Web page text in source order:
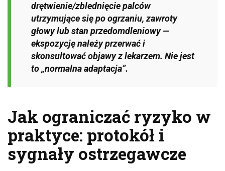
drętwienie/zblednięcie palców
utrzymujące się po ogrzaniu, zawroty
głowy lub stan przedomdleniowy —
ekspozycję należy przerwać i
skonsultować objawy z lekarzem. Nie jest
to „normalna adaptacja”.
Jak ograniczać ryzyko w
praktyce: protokół i
sygnały ostrzegawcze